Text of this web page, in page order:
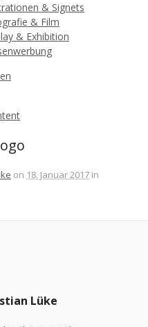
& Signets
& Film
& Exhibition
on 18. Januar 2017 in
Lüke